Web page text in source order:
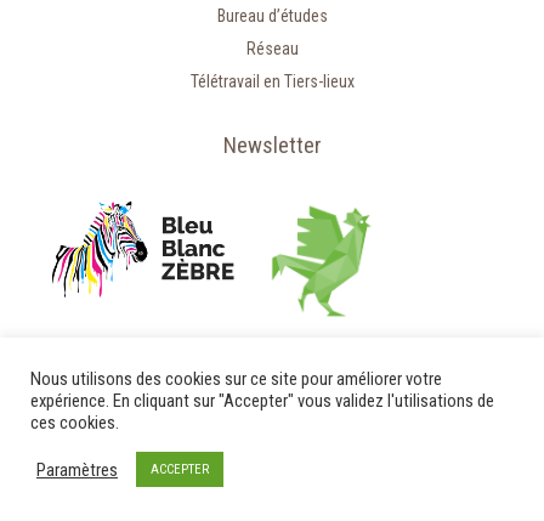
Bureau d’études
Réseau
Télétravail en Tiers-lieux
Newsletter
Nous utilisons des cookies sur ce site pour améliorer votre
expérience. En cliquant sur "Accepter" vous validez l'utilisations de
ces cookies.
Paramètres ACCEPTER